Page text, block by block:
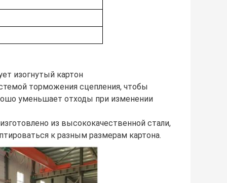
изогнутый картон
торможения сцепления, чтобы
уменьшает отходы при изменении
из высококачественной стали,
к разным размерам картона.